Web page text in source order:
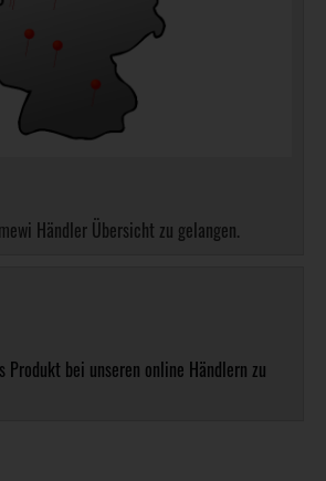
Händler Übersicht zu gelangen.
Produkt bei unseren online Händlern zu